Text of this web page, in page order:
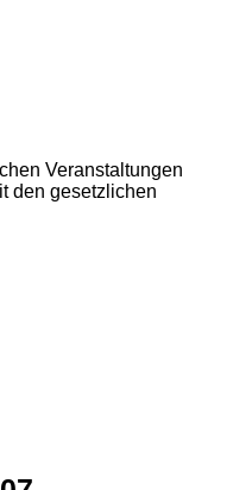
Veranstaltungen
den gesetzlichen